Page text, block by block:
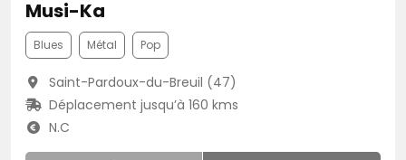
Musi-Ka
Blues Métal Pop
Saint-Pardoux-du-Breuil (47)
Déplacement jusqu’à 160 kms
N.C